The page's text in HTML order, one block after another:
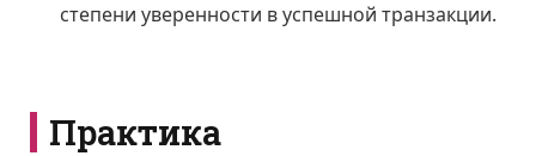
степени уверенности в успешной транзакции.
Практика